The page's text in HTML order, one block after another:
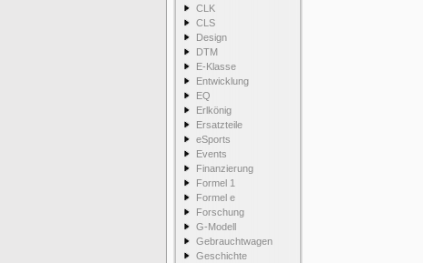
CLK
CLS
Design
DTM
E-Klasse
Entwicklung
EQ
Erlkönig
Ersatzteile
eSports
Events
Finanzierung
Formel 1
Formel e
Forschung
G-Modell
Gebrauchtwagen
Geschichte